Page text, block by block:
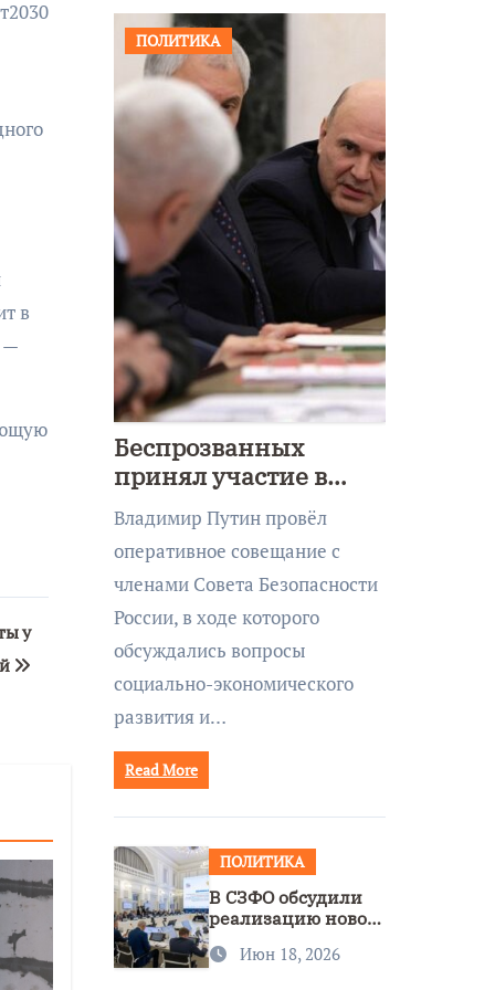
в
—
у
ПОЛИТИКА
Беспрозванных
принял участие в
совещании Совбеза
под руководством
Путина
Владимир Путин провёл
оперативное совещание с
членами Совета Безопасности
России, в ходе которого
обсуждались вопросы
социально-экономического
развития и…
Read More
ПОЛИТИКА
В СЗФО обсудили
реализацию новой
нацполитики
Июн 18, 2026